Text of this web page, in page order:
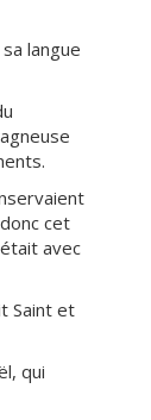
langue
cet
avec
Saint et
qui